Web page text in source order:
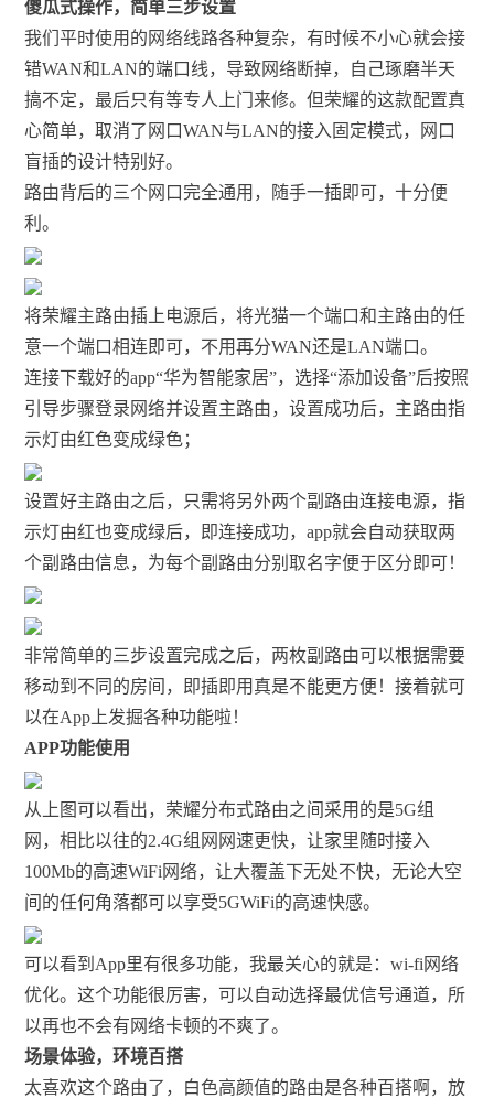
傻瓜式操作，简单三步设置
我们平时使用的网络线路各种复杂，有时候不小心就会接
错WAN和LAN的端口线，导致网络断掉，自己琢磨半天
搞不定，最后只有等专人上门来修。但荣耀的这款配置真
心简单，取消了网口WAN与LAN的接入固定模式，网口
盲插的设计特别好。
路由背后的三个网口完全通用，随手一插即可，十分便
利。
将荣耀主路由插上电源后，将光猫一个端口和主路由的任
意一个端口相连即可，不用再分WAN还是LAN端口。
连接下载好的app“华为智能家居”，选择“添加设备”后按照
引导步骤登录网络并设置主路由，设置成功后，主路由指
示灯由红色变成绿色；
设置好主路由之后，只需将另外两个副路由连接电源，指
示灯由红也变成绿后，即连接成功，app就会自动获取两
个副路由信息，为每个副路由分别取名字便于区分即可！
非常简单的三步设置完成之后，两枚副路由可以根据需要
移动到不同的房间，即插即用真是不能更方便！接着就可
以在App上发掘各种功能啦！
APP功能使用
从上图可以看出，荣耀分布式路由之间采用的是5G组
网，相比以往的2.4G组网网速更快，让家里随时接入
100Mb的高速WiFi网络，让大覆盖下无处不快，无论大空
间的任何角落都可以享受5GWiFi的高速快感。
可以看到App里有很多功能，我最关心的就是：wi-fi网络
优化。这个功能很厉害，可以自动选择最优信号通道，所
以再也不会有网络卡顿的不爽了。
场景体验，环境百搭
太喜欢这个路由了，白色高颜值的路由是各种百搭啊，放